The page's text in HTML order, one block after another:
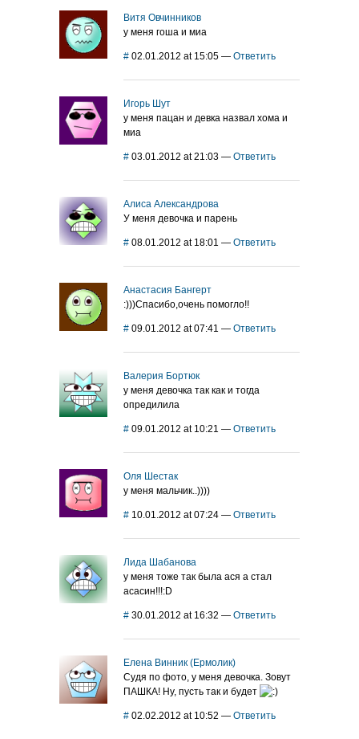
Витя Овчинников
у меня гоша и миа
# 02.01.2012 at 15:05 — Ответить
Игорь Шут
у меня пацан и девка назвал хома и
миа
# 03.01.2012 at 21:03 — Ответить
Алиса Александрова
У меня девочка и парень
# 08.01.2012 at 18:01 — Ответить
Анастасия Бангерт
:)))Спасибо,очень помогло!!
# 09.01.2012 at 07:41 — Ответить
Валерия Бортюк
у меня девочка так как и тогда
опредилила
# 09.01.2012 at 10:21 — Ответить
Оля Шестак
у меня мальчик..))))
# 10.01.2012 at 07:24 — Ответить
Лида Шабанова
у меня тоже так была ася а стал
асасин!!!:D
# 30.01.2012 at 16:32 — Ответить
Елена Винник (Ермолик)
Судя по фото, у меня девочка. Зовут
ПАШКА! Ну, пусть так и будет
# 02.02.2012 at 10:52 — Ответить